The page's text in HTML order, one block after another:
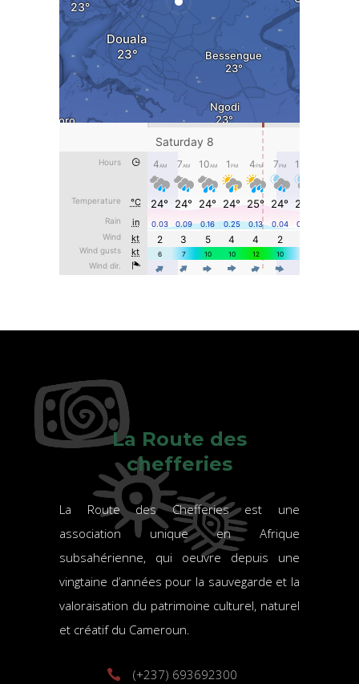
La Route des
chefferies
La Route des Chefferies est une
association unique en Afrique
subsahérienne, qui oeuvre depuis une
vingtaine d’années pour la sauvegarde et la
valoraisation du patrimoine culturel, naturel
et créatif du Cameroun.
(+237) 693692300